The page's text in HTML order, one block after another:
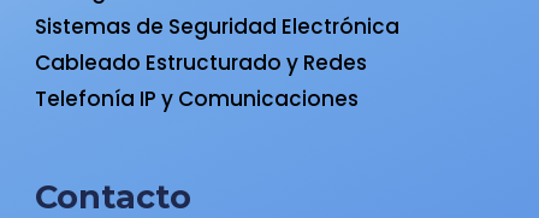
Sistemas de Seguridad Electrónica
Cableado Estructurado y Redes
Telefonía IP y Comunicaciones
Contacto